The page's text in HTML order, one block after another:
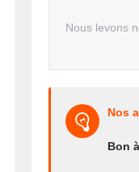
Nous levons
Nos
Bon